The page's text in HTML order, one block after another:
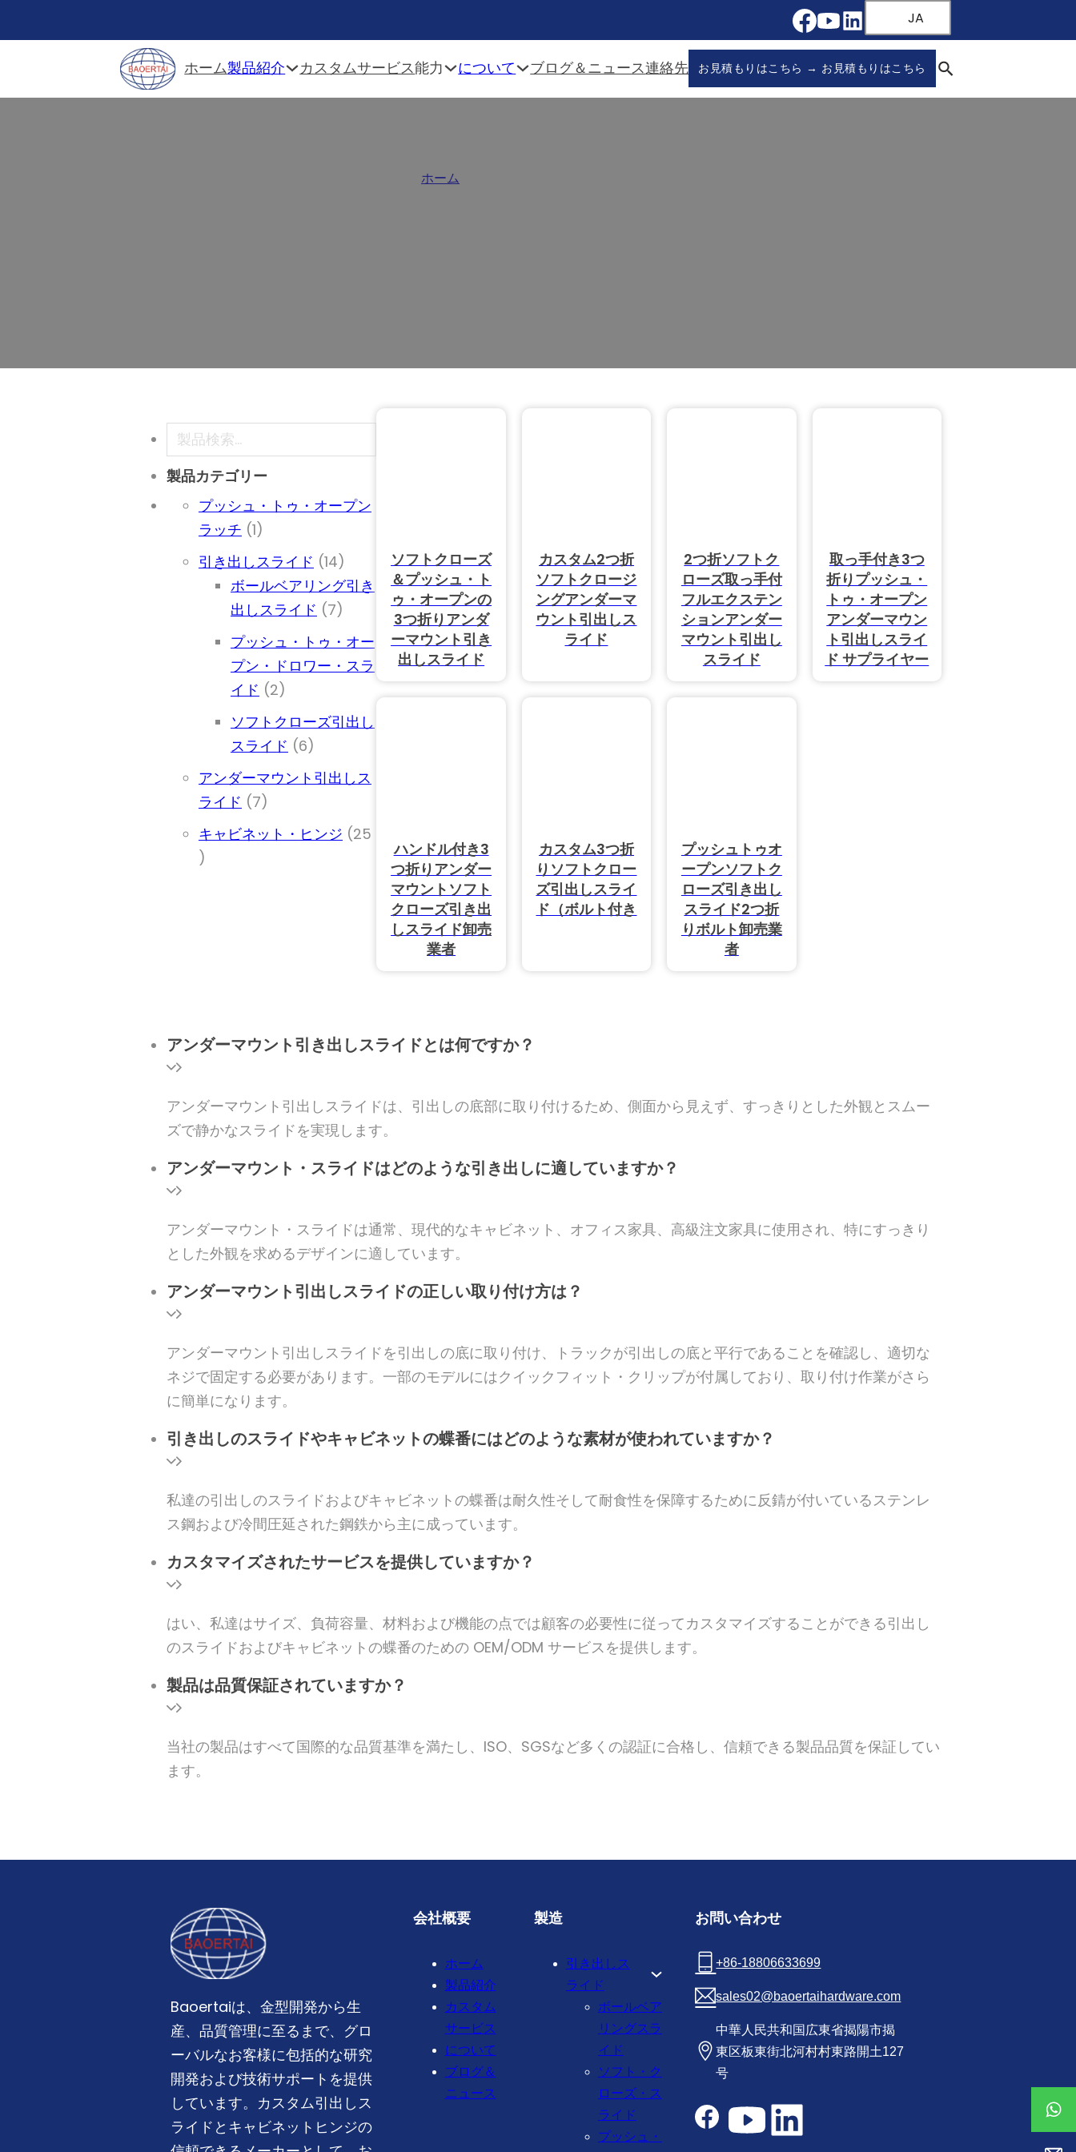
JA
ホーム製品紹介 カスタムサービス能力 について ブログ＆ニュース連絡先 お見積もりはこちら → お見積もりはこちら
ホーム
検索
製品カテゴリー
プッシュ・トゥ・オープン
ラッチ 11個の商品
引き出しスライド 1414個の商品
ボールベアリング引き
出しスライド
77個の商品
プッシュ・トゥ・オー
プン・ドロワー・スラ
イド
22個の商品
ソフトクローズ引出し
スライド
66個の商品
アンダーマウント引出しス
ライド
77個の商品
キャビネット・ヒンジ 25
25個の商品
ソフトクローズ
＆プッシュ・ト
ゥ・オープンの
3つ折りアンダ
ーマウント引き
出しスライド
カスタム2つ折
ソフトクロージ
ングアンダーマ
ウント引出しス
ライド
2つ折ソフトク
ローズ取っ手付
フルエクステン
ションアンダー
マウント引出し
スライド
取っ手付き3つ
折りプッシュ・
トゥ・オープン
アンダーマウン
ト引出しスライ
ド サプライヤー
ハンドル付き3
つ折りアンダー
マウントソフト
クローズ引き出
しスライド卸売
業者
カスタム3つ折
りソフトクロー
ズ引出しスライ
ド（ボルト付き
プッシュトゥオ
ープンソフトク
ローズ引き出し
スライド2つ折
りボルト卸売業
者
アンダーマウント引き出しスライドとは何ですか？
アンダーマウント引出しスライドは、引出しの底部に取り付けるため、側面から見えず、すっきりとした外観とスムー
ズで静かなスライドを実現します。
アンダーマウント・スライドはどのような引き出しに適していますか？
アンダーマウント・スライドは通常、現代的なキャビネット、オフィス家具、高級注文家具に使用され、特にすっきり
とした外観を求めるデザインに適しています。
アンダーマウント引出しスライドの正しい取り付け方は？
アンダーマウント引出しスライドを引出しの底に取り付け、トラックが引出しの底と平行であることを確認し、適切な
ネジで固定する必要があります。一部のモデルにはクイックフィット・クリップが付属しており、取り付け作業がさら
に簡単になります。
引き出しのスライドやキャビネットの蝶番にはどのような素材が使われていますか？
私達の引出しのスライドおよびキャビネットの蝶番は耐久性そして耐食性を保障するために反錆が付いているステンレ
ス鋼および冷間圧延された鋼鉄から主に成っています。
カスタマイズされたサービスを提供していますか？
はい、私達はサイズ、負荷容量、材料および機能の点では顧客の必要性に従ってカスタマイズすることができる引出し
のスライドおよびキャビネットの蝶番のための OEM/ODM サービスを提供します。
製品は品質保証されていますか？
当社の製品はすべて国際的な品質基準を満たし、ISO、SGSなど多くの認証に合格し、信頼できる製品品質を保証してい
ます。
Baoertaiは、金型開発から生
産、品質管理に至るまで、グロ
ーバルなお客様に包括的な研究
開発および技術サポートを提供
しています。カスタム引出しス
ライドとキャビネットヒンジの
会社概要
ホーム
製品紹介
カスタム
サービス
について
ブログ＆
ニュース
製造
引き出しス
ライド
ボールベア
リングスラ
イド
ソフト・ク
ローズ・ス
ライド
プッシュ・
お問い合わせ
+86-18806633699
sales02@baoertaihardware.com
中華人民共和国広東省揭陽市揭
東区板東街北河村村東路開土127
号